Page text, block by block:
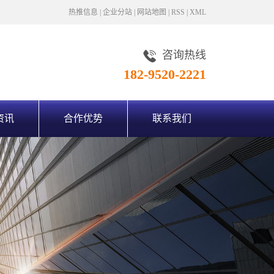
热推信息 企业分站| 网站地图 RSS XML
咨询热线
182-9520-2221
讯 合作优势 联系我们